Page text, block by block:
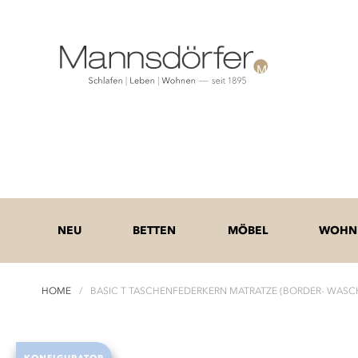
NEU BETTEN MÖBEL
HOME BASIC T TASCHENFEDERKERN MATRATZE (BORDER-